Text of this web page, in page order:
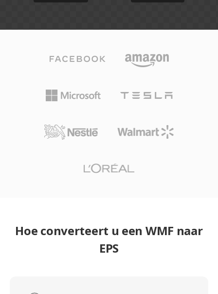
Hoe converteert u een WMF naar
EPS